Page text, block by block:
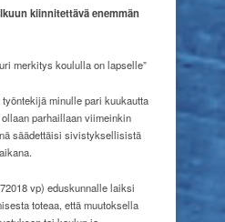
kiinnitettävä enemmän
merkitys koululla on lapselle”
minulle pari kuukautta
parhaillaan viimeinkin
säädettäisi sivistyksellisistä
vp) eduskunnalle laiksi
toteaa, että muutoksella